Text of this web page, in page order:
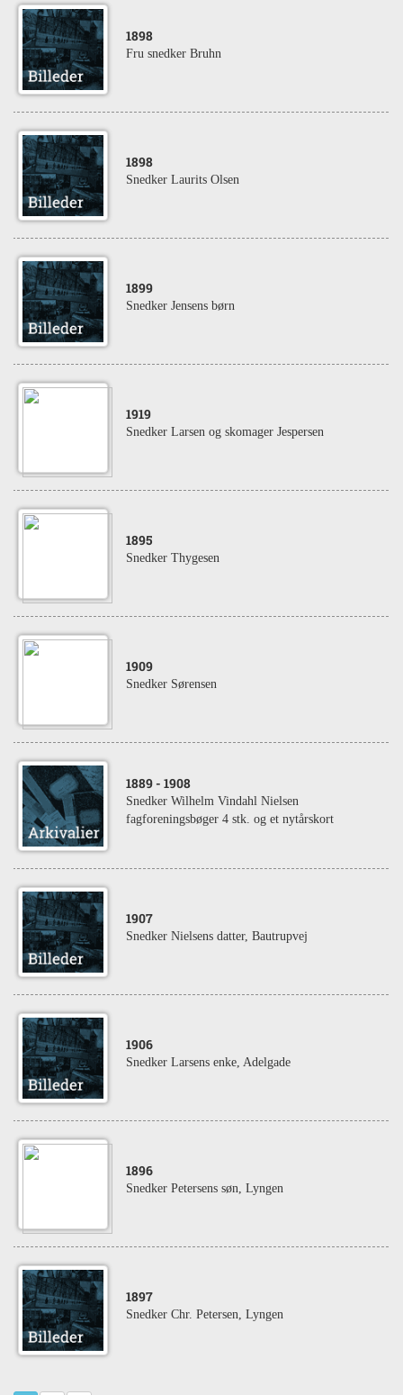
1898
Fru snedker Bruhn
1898
Snedker Laurits Olsen
1899
Snedker Jensens børn
1919
Snedker Larsen og skomager Jespersen
1895
Snedker Thygesen
1909
Snedker Sørensen
1889 - 1908
Snedker Wilhelm Vindahl Nielsen
fagforeningsbøger 4 stk. og et nytårskort
1907
Snedker Nielsens datter, Bautrupvej
1906
Snedker Larsens enke, Adelgade
1896
Snedker Petersens søn, Lyngen
1897
Snedker Chr. Petersen, Lyngen